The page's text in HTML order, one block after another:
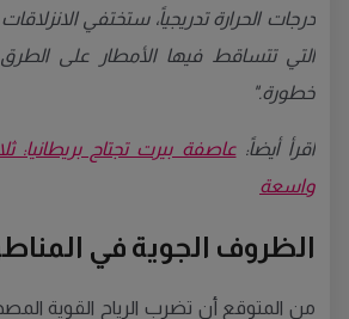
درجات الحرارة تدريجياً، ستختفي
التي تتساقط فيها الأمطار على الطرق
خطورة."
اقرأ أيضاً:عاصفة بيرت تجتاح
واسعة
الظروف الجوية في
من المتوقع أن تضرب الرياح القوية